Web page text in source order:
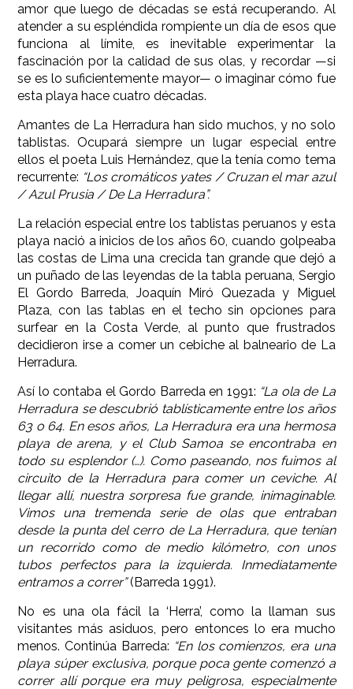
amor que luego de décadas se está recuperando. Al
atender a su espléndida rompiente un día de esos que
funciona al límite, es inevitable experimentar la
fascinación por la calidad de sus olas, y recordar —si
se es lo suficientemente mayor— o imaginar cómo fue
esta playa hace cuatro décadas.
Amantes de La Herradura han sido muchos, y no solo
tablistas. Ocupará siempre un lugar especial entre
ellos el poeta Luis Hernández, que la tenía como tema
recurrente: “Los cromáticos yates / Cruzan el mar azul
/ Azul Prusia / De La Herradura”.
La relación especial entre los tablistas peruanos y esta
playa nació a inicios de los años 60, cuando golpeaba
las costas de Lima una crecida tan grande que dejó a
un puñado de las leyendas de la tabla peruana, Sergio
El Gordo Barreda, Joaquín Miró Quezada y Miguel
Plaza, con las tablas en el techo sin opciones para
surfear en la Costa Verde, al punto que frustrados
decidieron irse a comer un cebiche al balneario de La
Herradura.
Así lo contaba el Gordo Barreda en 1991: “La ola de La
Herradura se descubrió tablísticamente entre los años
63 o 64. En esos años, La Herradura era una hermosa
playa de arena, y el Club Samoa se encontraba en
todo su esplendor (…). Como paseando, nos fuimos al
circuito de la Herradura para comer un ceviche. Al
llegar allí, nuestra sorpresa fue grande, inimaginable.
Vimos una tremenda serie de olas que entraban
desde la punta del cerro de La Herradura, que tenían
un recorrido como de medio kilómetro, con unos
tubos perfectos para la izquierda. Inmediatamente
entramos a correr”(Barreda 1991).
No es una ola fácil la ‘Herra’, como la llaman sus
visitantes más asiduos, pero entonces lo era mucho
menos. Continúa Barreda: “En los comienzos, era una
playa súper exclusiva, porque poca gente comenzó a
correr allí porque era muy peligrosa, especialmente